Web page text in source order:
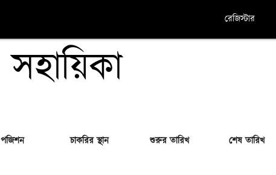
রেজিস্টার
সহায়িকা
পজিশন চাকরির স্থান শুরুর তারিখ শেষ তারিখ